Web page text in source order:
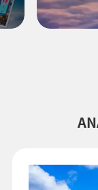
・表示金額は選択い
す。
・「＊」は現在金
・複数空港がある
表示される場合があ